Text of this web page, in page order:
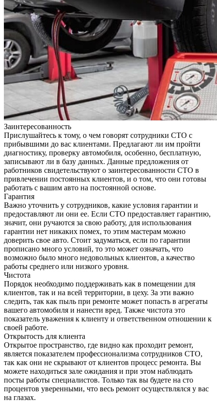
Заинтересованность
Прислушайтесь к тому, о чем говорят сотрудники СТО с
прибывшими до вас клиентами. Предлагают ли им пройти
диагностику, проверку автомобиля, особенно, бесплатную,
записывают ли в базу данных. Данные предложения от
работников свидетельствуют о заинтересованности СТО в
привлечении постоянных клиентов, и о том, что они готовы
работать с вашим авто на постоянной основе.
Гарантия
Важно уточнить у сотрудников, какие условия гарантии и
предоставляют ли они ее. Если СТО предоставляет гарантию,
значит, они ручаются за свою работу, для использования
гарантии нет никаких помех, то этим мастерам можно
доверить свое авто. Стоит задуматься, если по гарантии
прописано много условий, то это может означать, что
возможно было много недовольных клиентов, а качество
работы среднего или низкого уровня.
Чистота
Порядок необходимо поддерживать как в помещении для
клиентов, так и на всей территории, в цеху. За эти важно
следить, так как пыль при ремонте может попасть в агрегаты
вашего автомобиля и нанести вред. Также чистота это
показатель уважения к клиенту и ответственном отношении к
своей работе.
Открытость для клиента
Открытое пространство, где видно как проходит ремонт,
является показателем профессионализма сотрудников СТО,
так как они не скрывают от клиентов процесс ремонта. Вы
можете находиться зале ожидания и при этом наблюдать
посты работы специалистов. Только так вы будете на сто
процентов уверенными, что весь ремонт осуществлялся у вас
на глазах.